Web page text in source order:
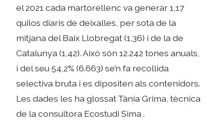
el 2021 cada martorellenc va generar 1,17
quilos diaris de deixalles, per sota de la
mitjana del Baix Llobregat (1,36) i de la de
Catalunya (1,42). Això són 12.242 tones anuals,
i del seu 54,2% (6.663) se’n fa recollida
selectiva bruta i es dipositen als contenidors.
Les dades les ha glossat Tània Grima, tècnica
de la consultora Ecostudi Sima .